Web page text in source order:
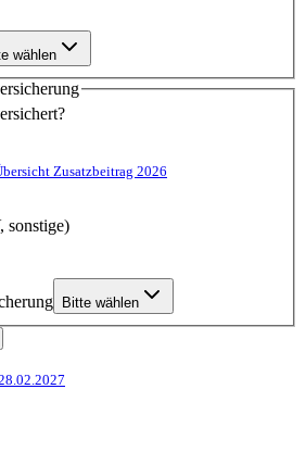
wählen
Zusatzbeitrag 2026
Bitte wählen